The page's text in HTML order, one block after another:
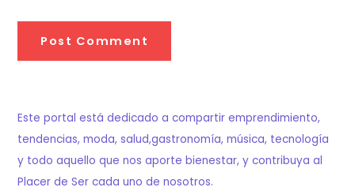
Este portal está dedicado a compartir emprendimiento,
tendencias, moda, salud,gastronomía, música, tecnología
y todo aquello que nos aporte bienestar, y contribuya al
Placer de Ser cada uno de nosotros.